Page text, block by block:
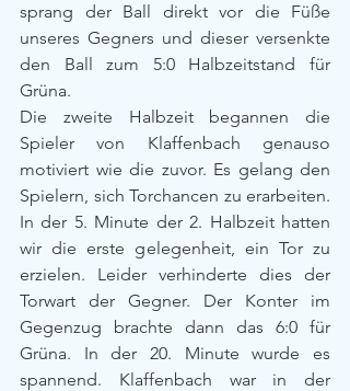
sprang der Ball direkt vor die Füße
unseres Gegners und dieser versenkte
den Ball zum 5:0 Halbzeitstand für
Grüna.
Die zweite Halbzeit begannen die
Spieler von Klaffenbach genauso
motiviert wie die zuvor. Es gelang den
Spielern, sich Torchancen zu erarbeiten.
In der 5. Minute der 2. Halbzeit hatten
wir die erste gelegenheit, ein Tor zu
erzielen. Leider verhinderte dies der
Torwart der Gegner. Der Konter im
Gegenzug brachte dann das 6:0 für
Grüna. In der 20. Minute wurde es
spannend. Klaffenbach war in der